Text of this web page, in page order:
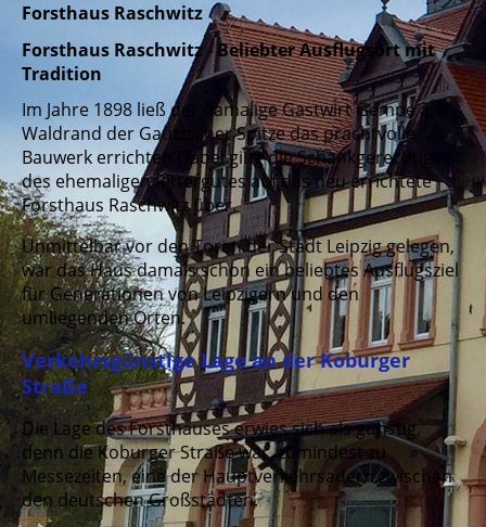
Forsthaus Raschwitz
Forsthaus Raschwitz - Beliebter Ausflugsort mit
Tradition
Im Jahre 1898 ließ der damalige Gastwirt Gempe am
Waldrand der Gautzscher Spitze das prachtvolle
Bauwerk errichten.Dabei ging die Schankgerechtigkeit
des ehemaligen Rittergutes auf das neu errichtete
Forsthaus Raschwitz über.
Unmittelbar vor den Toren der Stadt Leipzig gelegen,
war das Haus damals schon ein beliebtes Ausflugsziel
für Generationen von Leipzigern und den
umliegenden Orten.
Verkehrsgünstige Lage an der Koburger
Straße
Die Lage des Forsthauses erwies sich als günstig,
denn die Koburger Straße war, zumindest zu
Messezeiten, eine der Hauptverkehrsadern zwischen
den deutschen Großstädten.